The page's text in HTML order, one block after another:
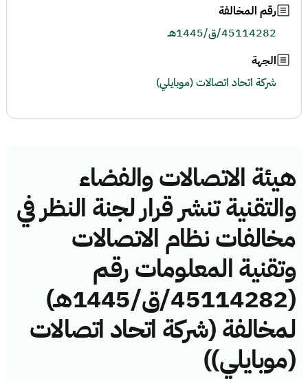
هيئة الاتصالات والفضاء
والتقنية تنشر قرار لجنة النظر في
مخالفات نظام الاتصالات
وتقنية المعلومات رقم
(45114282/ق/1445هـ)
لمخالفة (شركة اتحاد اتصالات
(موبايلي))
رقم المخالفة
45114282/ق/1445هـ
الجهة
شركة اتحاد اتصالات (موبايلي)